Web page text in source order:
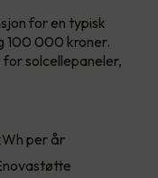
for en typisk
100 000 kroner.
solcellepaneler,
per år